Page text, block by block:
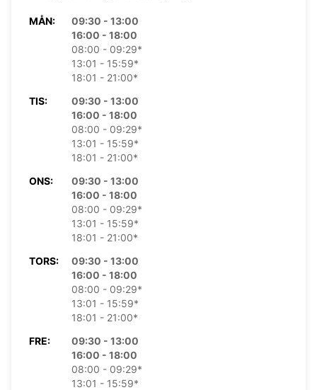
MÅN:
09:30 - 13:00
16:00 - 18:00
08:00 - 09:29*
13:01 - 15:59*
18:01 - 21:00*
TIS:
09:30 - 13:00
16:00 - 18:00
08:00 - 09:29*
13:01 - 15:59*
18:01 - 21:00*
ONS:
09:30 - 13:00
16:00 - 18:00
08:00 - 09:29*
13:01 - 15:59*
18:01 - 21:00*
TORS:
09:30 - 13:00
16:00 - 18:00
08:00 - 09:29*
13:01 - 15:59*
18:01 - 21:00*
FRE:
09:30 - 13:00
16:00 - 18:00
08:00 - 09:29*
13:01 - 15:59*